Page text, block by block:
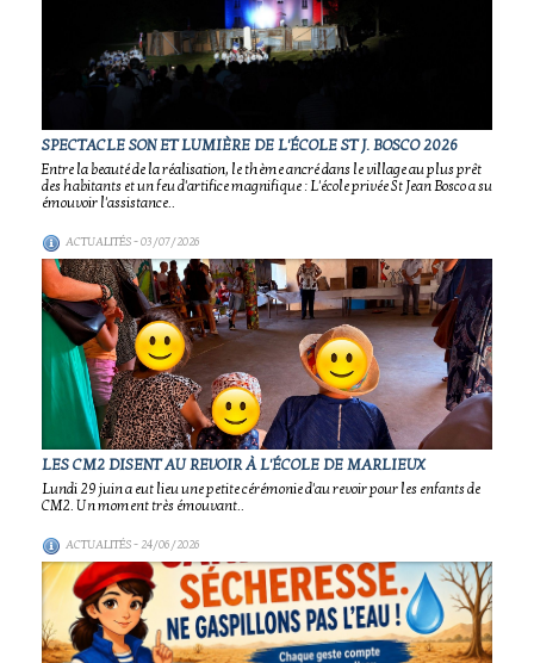
SPECTACLE SON ET LUMIÈRE DE L'ÉCOLE ST J. BOSCO 2026
Entre la beauté de la réalisation, le thème ancré dans le village au plus prêt
des habitants et un feu d'artifice magnifique : L'école privée St Jean Bosco a su
émouvoir l'assistance..
ACTUALITÉS- 03/07/2026
LES CM2 DISENT AU REVOIR À L'ÉCOLE DE MARLIEUX
Lundi 29 juin a eut lieu une petite cérémonie d'au revoir pour les enfants de
CM2. Un moment très émouvant..
ACTUALITÉS- 24/06/2026